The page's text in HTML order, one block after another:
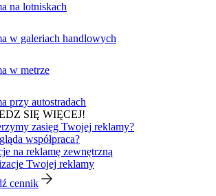
na lotniskach
w galeriach handlowych
w metrze
przy autostradach
SIĘ WIĘCEJ!
zasięg Twojej reklamy?
współpraca?
na reklamę zewnętrzną
Twojej reklamy
cennik